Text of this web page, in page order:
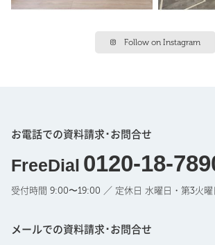
Follow on Instagram
お電話での資料請求･お問合せ
FreeDial 0120-18-
受付時間 9:00〜19:00 ／ 定休日 水曜日・第3火曜
メールでの資料請求･お問合せ